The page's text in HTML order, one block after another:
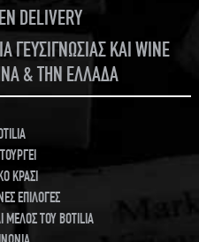
DELIVERY
ΓΕΥΣΙΓΝΩΣΙΑΣ ΚΑΙ WINE
& ΤΗΝ ΕΛΛΑΔΑ
ΚΡΑΣΙ
ΕΠΙΛΟΓΕΣ
ΜΕΛΟΣ ΤΟΥ BOTILIA